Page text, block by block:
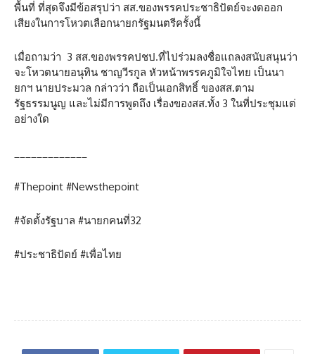
พื้นที่ ที่สุดจึงมีข้อสรุปว่า สส.ของพรรคประชาธิปัตย์จะงดออก
เสียงในการโหวตเลือกนายกรัฐมนตรีครั้งนี้
เมื่อถามว่า 3 สส.ของพรรคปชป.ที่ไปร่วมลงชื่อแถลงสนับสนุนว่า
จะโหวตนายอนุทิน ชาญวีรกูล หัวหน้าพรรคภูมิใจไทย เป็นนา
ยกฯ นายประมวล กล่าวว่า ถือเป็นเอกสิทธิ์ ของสส.ตาม
รัฐธรรมนูญ และไม่มีการพูดถึง เรื่องของสส.ทั้ง 3 ในที่ประชุมแต่
อย่างใด
#Thepoint #Newsthepoint
#จัดตั้งรัฐบาล #นายกคนที่32
#ประชาธิปัตย์ #เพื่อไทย